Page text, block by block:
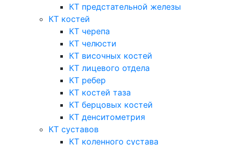
КТ предстательной железы
КТ костей
КТ черепа
КТ челюсти
КТ височных костей
КТ лицевого отдела
КТ ребер
КТ костей таза
КТ берцовых костей
КТ денситометрия
КТ суставов
КТ коленного сустава